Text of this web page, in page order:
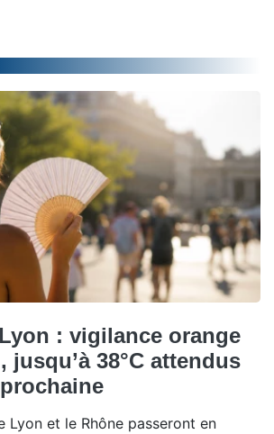
: vigilance orange
jusqu’à 38°C attendus
Lyon et le Rhône passeront en